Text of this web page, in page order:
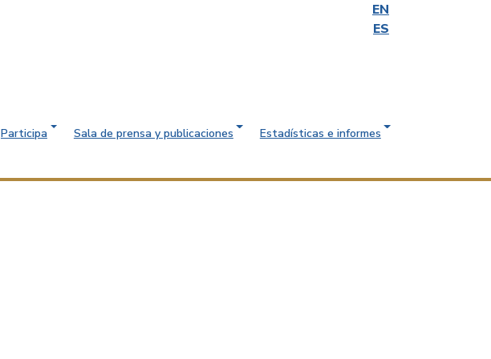
EN
ES
Participa Sala de prensa y publicaciones
Estadísticas e informes